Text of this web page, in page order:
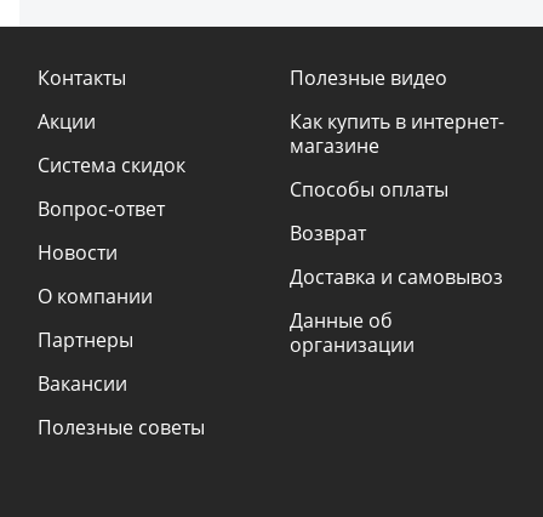
Контакты
Акции
Система скидок
Вопрос-ответ
Новости
О компании
Партнеры
Вакансии
Полезные советы
Полезные видео
Как купить в интернет-
магазине
Способы оплаты
Возврат
Доставка и самовывоз
Данные об
организации